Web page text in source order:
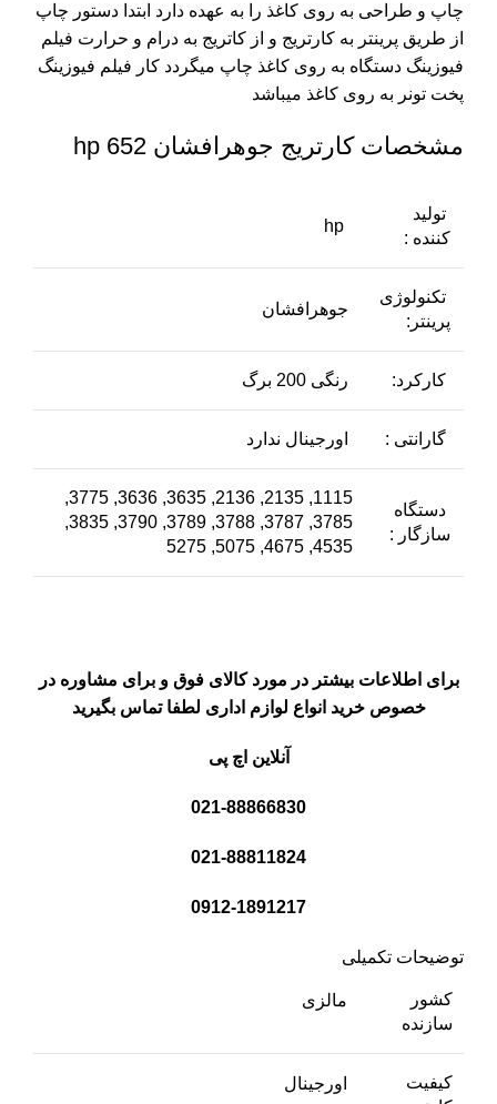
چاپ و طراحی به روی کاغذ را به عهده دارد ابتدا دستور چاپ
از طریق پرینتر به کارتریج و از کاتریج به درام و حرارت فیلم
فیوزینگ دستگاه به روی کاغذ چاپ میگردد کار فیلم فیوزینگ
پخت تونر به روی کاغذ میباشد
مشخصات کارتریج جوهرافشان 652 hp
تولید
کننده :
تکنولوژی
پرینتر:
جوهرافشان
کارکرد: رنگی 200 برگ
گارانتی : اورجینال ندارد
دستگاه
سازگار :
1115, 2135, 2136, 3635, 3636, 3775,
3785, 3787, 3788, 3789, 3790, 3835,
4535, 4675, 5075, 5275
برای اطلاعات بیشتر در مورد کالای فوق و برای مشاوره در
خصوص خرید انواع لوازم اداری لطفا تماس بگیرید
آنلاین اچ پی
021-88866830
021-88811824
0912-1891217
توضیحات تکمیلی
کشور
سازنده
مالزی
کیفیت
اورجینال